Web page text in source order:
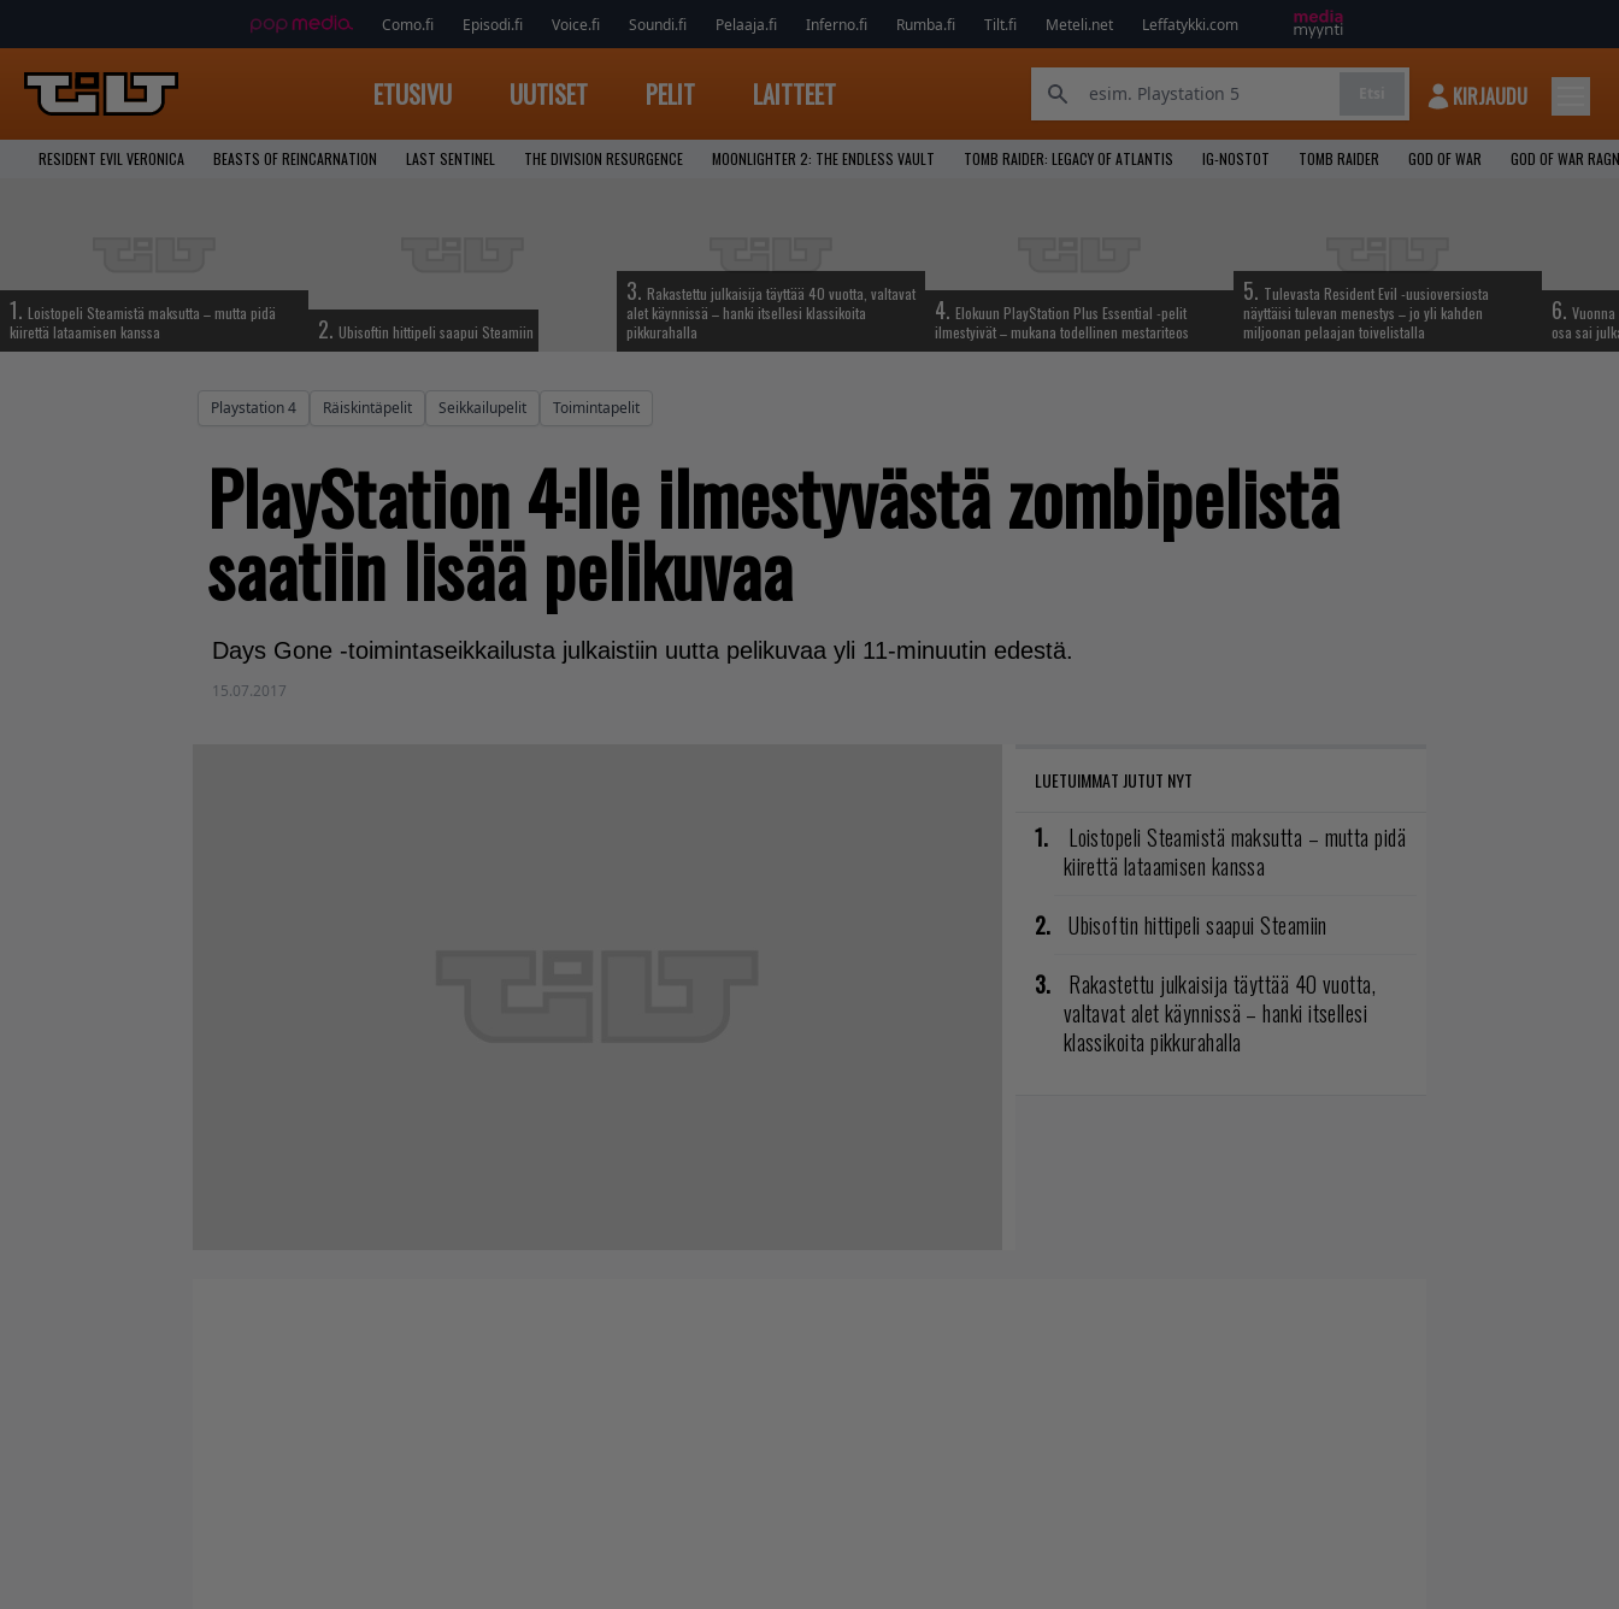
Como.fi Episodi.fi Voice.fi Soundi.fi Pelaaja.fi Inferno.fi Rumba.fi Tilt.fi Meteli.net Leffatykki.com
ETUSIVU UUTISET PELIT LAITTEET KIRJAUDU
RESIDENT EVIL VERONICA BEASTS OF REINCARNATION LAST SENTINEL THE DIVISION RESURGENCE MOONLIGHTER 2: THE ENDLESS VAULT TOMB RAIDER: LEGACY OF ATLANTIS IG-NOSTOT TOMB RAIDER GOD OF WAR GOD OF WAR
1. Loistopeli Steamistä maksutta – mutta pidä
kiirettä lataamisen kanssa
2. Ubisoftin hittipeli saapui Steamiin
3. Rakastettu julkaisija täyttää 40 vuotta, valtavat
alet käynnissä – hanki itsellesi klassikoita
pikkurahalla
4. Elokuun PlayStation Plus Essential -pelit
ilmestyivät – mukana todellinen mestariteos
5. Tulevasta Resident Evil -uusioversiosta
näyttäisi tulevan menestys – jo yli kahden
miljoonan pelaajan toivelistalla
6.
osa sai
Playstation 4 Räiskintäpelit Seikkailupelit Toimintapelit
PlayStation 4:lle ilmestyvästä zombipelistä
saatiin lisää pelikuvaa
Days Gone -toimintaseikkailusta julkaistiin uutta pelikuvaa yli 11-minuutin edestä.
15.07.2017
LUETUIMMAT JUTUT NYT
Loistopeli Steamistä maksutta – mutta pidä
kiirettä lataamisen kanssa
Ubisoftin hittipeli saapui Steamiin
Rakastettu julkaisija täyttää 40 vuotta,
valtavat alet käynnissä – hanki itsellesi
klassikoita pikkurahalla